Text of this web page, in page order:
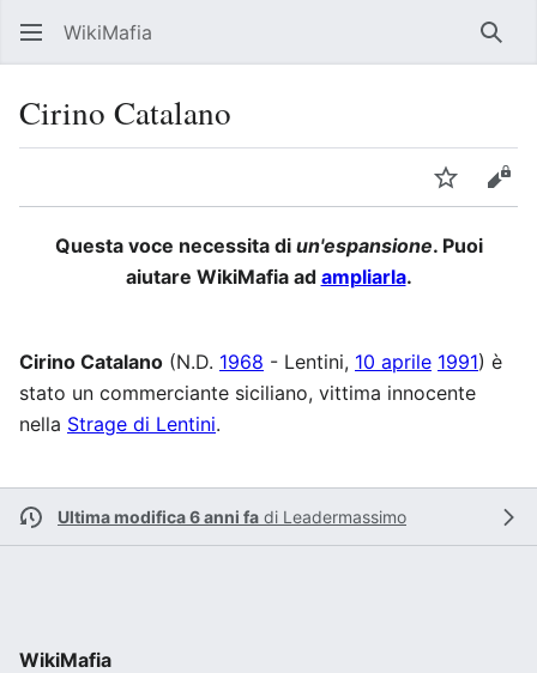
WikiMafia
Cirino Catalano
Segui
Questa voce necessita di un'espansione. Puoi
aiutare WikiMafia ad ampliarla.
Cirino Catalano (N.D. 1968 - Lentini, 10 aprile 1991) è
stato un commerciante siciliano, vittima innocente
nella Strage di Lentini.
Ultima modifica 6 anni fa di Leadermassimo
WikiMafia